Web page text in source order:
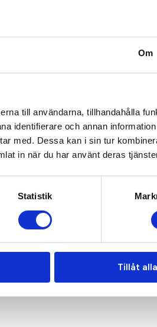
Om
till användarna, tillhandahålla
identifierare och annan
med. Dessa kan i sin tur
in när du har använt deras
Statistik
Tillåt alla
av
att det brådskar och håller
ni ska kunna visa upp och
även de gånger det